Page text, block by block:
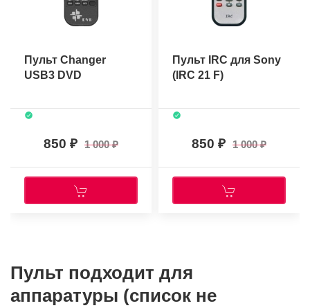
Пульт Changer
USB3 DVD
850 1 000
Пульт IRC для Sony
(IRC 21 F)
850 1 000
Пульт подходит для
аппаратуры (список не